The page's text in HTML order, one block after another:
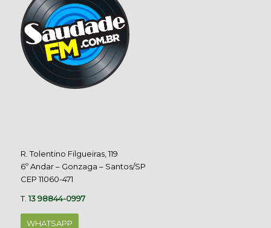
R. Tolentino Filgueiras, 119
6º Andar – Gonzaga – Santos/SP
CEP 11060-471
T.13 98844-0997
WHATSAPP